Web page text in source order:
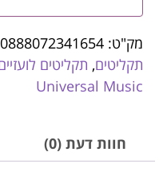
מק"ט: 0888072341654
תקליטים, תקליטים
Universal Music
חוות דעת (0)